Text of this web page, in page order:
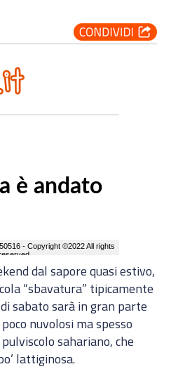
dal sapore quasi estivo,
“sbavatura” tipicamente
sabato sarà in gran parte
nuvolosi ma spesso
sahariano, che
lattiginosa.